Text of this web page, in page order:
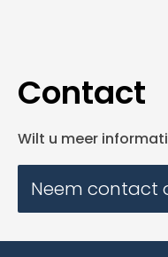
Contact
Wilt u meer
Neem contact